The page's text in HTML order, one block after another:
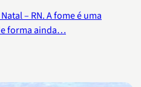
– RN. A fome é uma
forma ainda…